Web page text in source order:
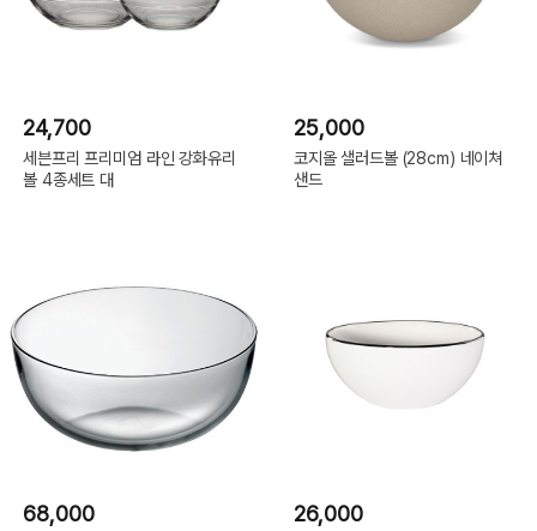
24,700
세븐프리 프리미엄 라인 강화유리
볼 4종세트 대
25,000
코지올 샐러드볼 (28cm) 네이쳐
샌드
68,000 26,000